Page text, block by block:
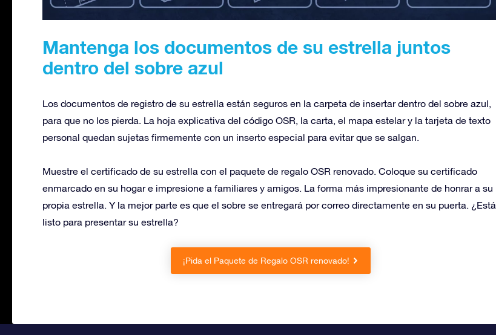
Mantenga los documentos de su estrella juntos
dentro del sobre azul
Los documentos de registro de su estrella están seguros en la carpeta de insertar dentro del sobre azul,
para que no los pierda. La hoja explicativa del código OSR, la carta, el mapa estelar y la tarjeta de texto
personal quedan sujetas firmemente con un inserto especial para evitar que se salgan.
Muestre el certificado de su estrella con el paquete de regalo OSR renovado. Coloque su certificado
enmarcado en su hogar e impresione a familiares y amigos. La forma más impresionante de honrar a su
propia estrella. Y la mejor parte es que el sobre se entregará por correo directamente en su puerta. ¿Está
listo para presentar su estrella?
¡Pida el Paquete de Regalo OSR renovado!